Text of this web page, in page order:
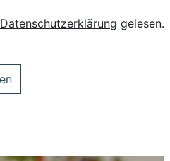
Datenschutzerklärung gelesen.